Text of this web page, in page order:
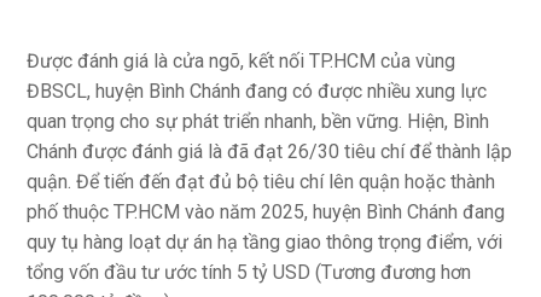
Được đánh giá là cửa ngõ, kết nối TP.HCM của vùng
ĐBSCL, huyện Bình Chánh đang có được nhiều xung lực
quan trọng cho sự phát triển nhanh, bền vững. Hiện, Bình
Chánh được đánh giá là đã đạt 26/30 tiêu chí để thành lập
quận. Để tiến đến đạt đủ bộ tiêu chí lên quận hoặc thành
phố thuộc TP.HCM vào năm 2025, huyện Bình Chánh đang
quy tụ hàng loạt dự án hạ tầng giao thông trọng điểm, với
tổng vốn đầu tư ước tính 5 tỷ USD (Tương đương hơn